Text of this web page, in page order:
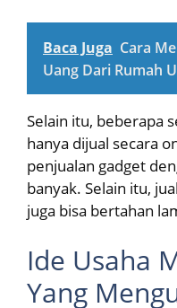
Baca Juga Cara
Uang Dari Rumah
Selain itu, beberapa
hanya dijual secara
penjualan gadget
banyak. Selain itu,
juga bisa bertahan
Ide Usaha
Yang